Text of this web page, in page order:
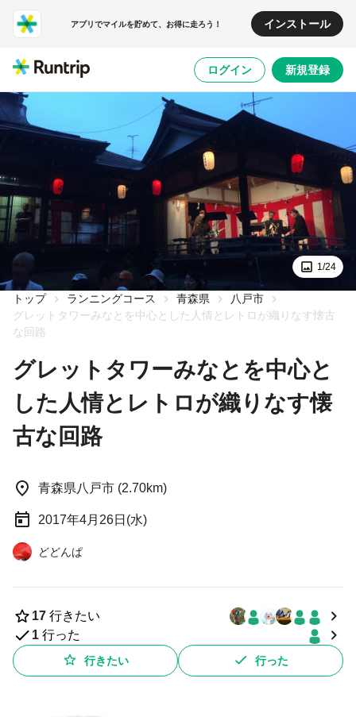
アプリでマイルを貯めて、お得に走ろう！ インストール
ログイン 新規登録
1/24
トップ ランニングコース 青森県
八戸市
グレットタワーみなとを中心とした人情とレトロが織りなす懐古
な回路
グレットタワーみなとを中心と
した人情とレトロが織りなす懐
古な回路
青森県八戸市 (2.70km)
2017年4月26日(水)
どどんぱ
17 行きたい
1 行った
行きたい 行った